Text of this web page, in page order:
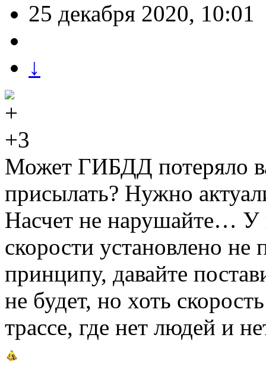
25 декабря 2020, 10:01
↓
+3
Может ГИБДД потеряло
присылать? Нужно
Насчет не нарушайте… У
скорости установлено не
принципу, давайте
не будет, но хоть
трассе, где нет людей и